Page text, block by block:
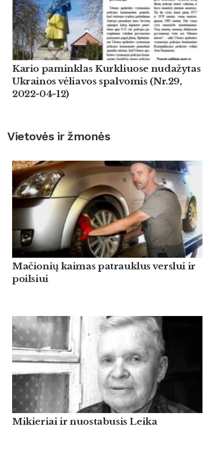
Kario paminklas Kurkliuose nudažytas
Ukrainos vėliavos spalvomis (Nr.29,
2022-04-12)
Vietovės ir žmonės
Mačionių kaimas patrauklus verslui ir
poilsiui
Mikieriai ir nuostabusis Leika